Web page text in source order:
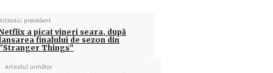
precedent
a picat vineri seara, după
finalului de sezon din
Things”
Articolul următor